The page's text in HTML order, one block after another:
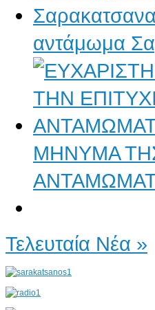
αντάμωμα
ΜΗΝΥΜΑ
Τελευταία Νέα »